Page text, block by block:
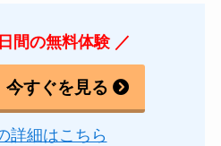
間の無料体験 ／
今すぐを見る
詳細はこちら